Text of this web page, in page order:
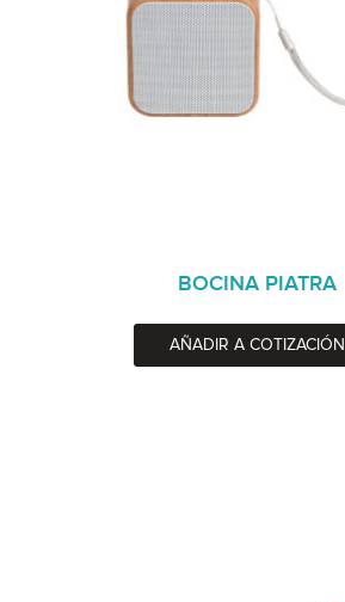
BOCINA PIATRA
AÑADIR A COTIZACIÓN